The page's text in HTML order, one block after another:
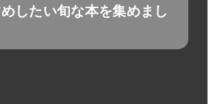
したい旬な本を集めまし